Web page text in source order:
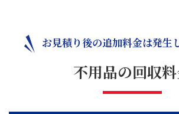
お見積り後の追加料金は発生
不用品の回収